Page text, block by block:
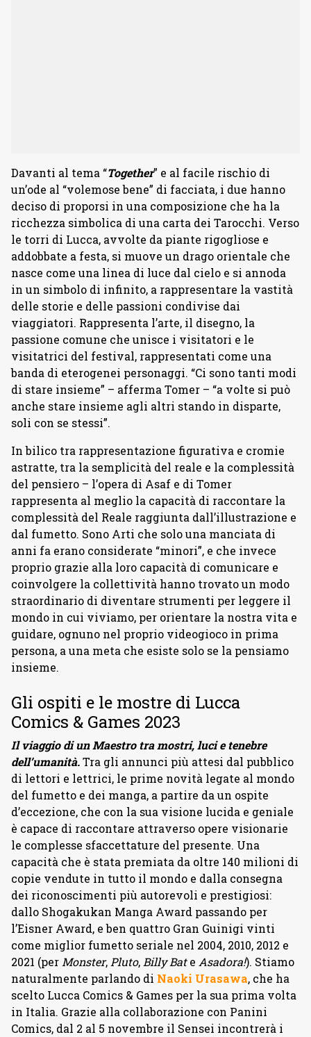
Davanti al tema “Together” e al facile rischio di
un’ode al “volemose bene” di facciata, i due hanno
deciso di proporsi in una composizione che ha la
ricchezza simbolica di una carta dei Tarocchi. Verso
le torri di Lucca, avvolte da piante rigogliose e
addobbate a festa, si muove un drago orientale che
nasce come una linea di luce dal cielo e si annoda
in un simbolo di infinito, a rappresentare la vastità
delle storie e delle passioni condivise dai
viaggiatori. Rappresenta l’arte, il disegno, la
passione comune che unisce i visitatori e le
visitatrici del festival, rappresentati come una
banda di eterogenei personaggi. “Ci sono tanti modi
di stare insieme” – afferma Tomer – “a volte si può
anche stare insieme agli altri stando in disparte,
soli con se stessi”.
In bilico tra rappresentazione figurativa e cromie
astratte, tra la semplicità del reale e la complessità
del pensiero – l’opera di Asaf e di Tomer
rappresenta al meglio la capacità di raccontare la
complessità del Reale raggiunta dall’illustrazione e
dal fumetto. Sono Arti che solo una manciata di
anni fa erano considerate “minori”, e che invece
proprio grazie alla loro capacità di comunicare e
coinvolgere la collettività hanno trovato un modo
straordinario di diventare strumenti per leggere il
mondo in cui viviamo, per orientare la nostra vita e
guidare, ognuno nel proprio videogioco in prima
persona, a una meta che esiste solo se la pensiamo
insieme.
Gli ospiti e le mostre di Lucca
Comics & Games 2023
Il viaggio di un Maestro tra mostri, luci e tenebre
dell’umanità.Tra gli annunci più attesi dal pubblico
di lettori e lettrici, le prime novità legate al mondo
del fumetto e dei manga, a partire da un ospite
d’eccezione, che con la sua visione lucida e geniale
è capace di raccontare attraverso opere visionarie
le complesse sfaccettature del presente. Una
capacità che è stata premiata da oltre 140 milioni di
copie vendute in tutto il mondo e dalla consegna
dei riconoscimenti più autorevoli e prestigiosi:
dallo Shogakukan Manga Award passando per
l’Eisner Award, e ben quattro Gran Guinigi vinti
come miglior fumetto seriale nel 2004, 2010, 2012 e
2021 (per Monster, Pluto, Billy Bate Asadora!). Stiamo
naturalmente parlando di Naoki Urasawa, che ha
scelto Lucca Comics & Games per la sua prima volta
in Italia. Grazie alla collaborazione con Panini
Comics, dal 2 al 5 novembre il Sensei incontrerà i